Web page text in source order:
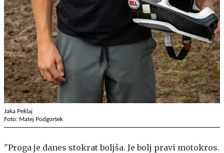
Jaka Peklaj
Foto: Matej Podgoršek
"Proga je danes stokrat boljša. Je bolj pravi motokros.